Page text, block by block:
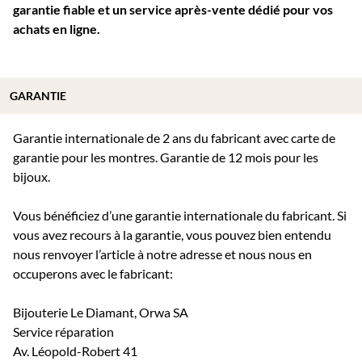
garantie fiable et un service après-vente dédié pour vos
achats en ligne.
Garantie internationale de 2 ans du fabricant avec carte de
garantie pour les montres. Garantie de 12 mois pour les
bijoux.
Vous bénéficiez d’une garantie internationale du fabricant. Si
vous avez recours à la garantie, vous pouvez bien entendu
nous renvoyer l’article à notre adresse et nous nous en
occuperons avec le fabricant:
Bijouterie Le Diamant, Orwa SA
Service réparation
Av. Léopold-Robert 41
GARANTIE